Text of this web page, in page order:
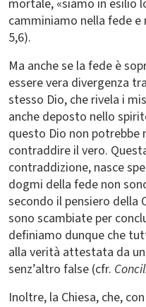
mortale, «siamo in esilio
camminiamo nella fede e
5,6).
Ma anche se la fede è
essere vera divergenza
stesso Dio, che rivela i
anche deposto nello
questo Dio non potrebbe
contraddire il vero.
contraddizione, nasce
dogmi della fede non
secondo il pensiero della
sono scambiate per
definiamo dunque che
alla verità attestata da
senz’altro false (cfr.
Inoltre, la Chiesa, che,